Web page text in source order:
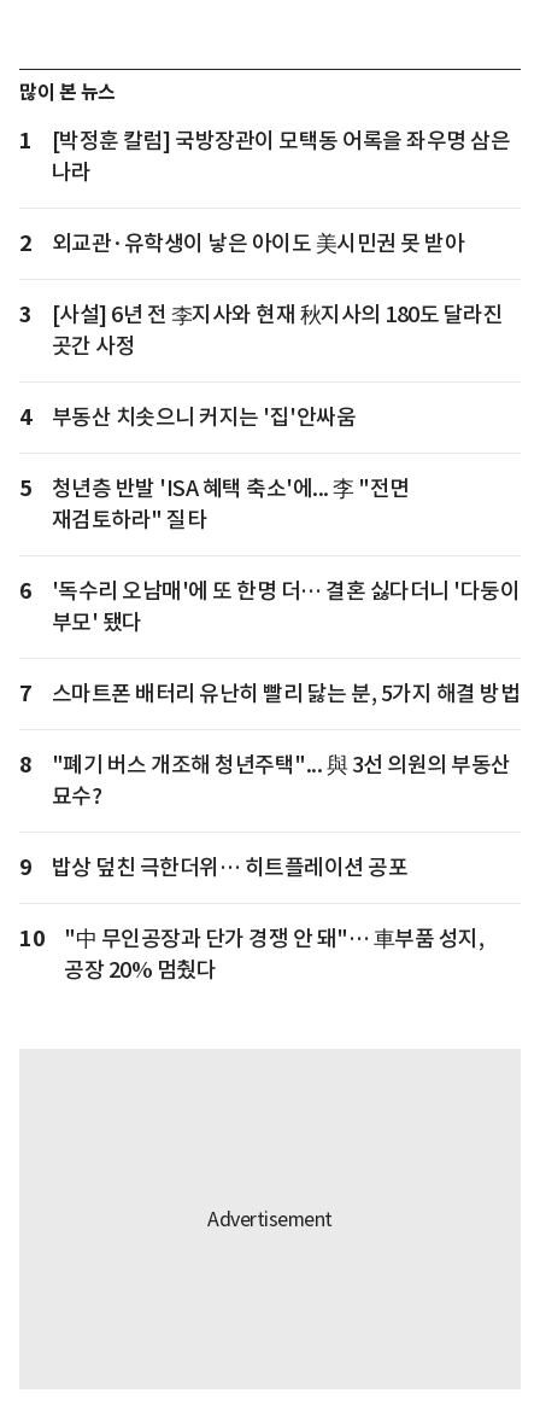
많이 본 뉴스
1
[박정훈 칼럼] 국방장관이 모택동 어록을 좌우명 삼은
나라
2 외교관·유학생이 낳은 아이도 美시민권 못 받아
3
[사설] 6년 전 李지사와 현재 秋지사의 180도 달라진
곳간 사정
4 부동산 치솟으니 커지는 '집'안싸움
5
청년층 반발 'ISA 혜택 축소'에... 李 "전면
재검토하라" 질타
6
'독수리 오남매'에 또 한명 더… 결혼 싫다더니 '다둥이
부모' 됐다
7 스마트폰 배터리 유난히 빨리 닳는 분, 5가지 해결 방법
8
"폐기 버스 개조해 청년주택"... 與 3선 의원의 부동산
묘수?
9 밥상 덮친 극한더위… 히트플레이션 공포
10
"中 무인공장과 단가 경쟁 안 돼"… 車부품 성지,
공장 20% 멈췄다